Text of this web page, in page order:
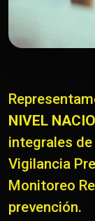
NIVEL
integrales
Vigilancia
Monitoreo
prevención.